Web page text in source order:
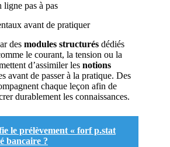
ligne pas à pas
avant de pratiquer
des modules structurés dédiés
le courant, la tension ou la
d’assimiler les notions
avant de passer à la pratique. Des
chaque leçon afin de
durablement les connaissances.
le prélèvement « forf p.stat
bancaire ?